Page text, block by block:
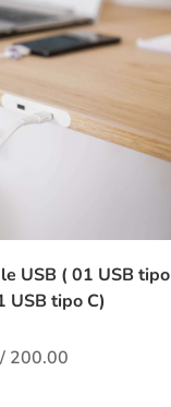
USB ( 01 USB tipo
USB tipo C)
200.00